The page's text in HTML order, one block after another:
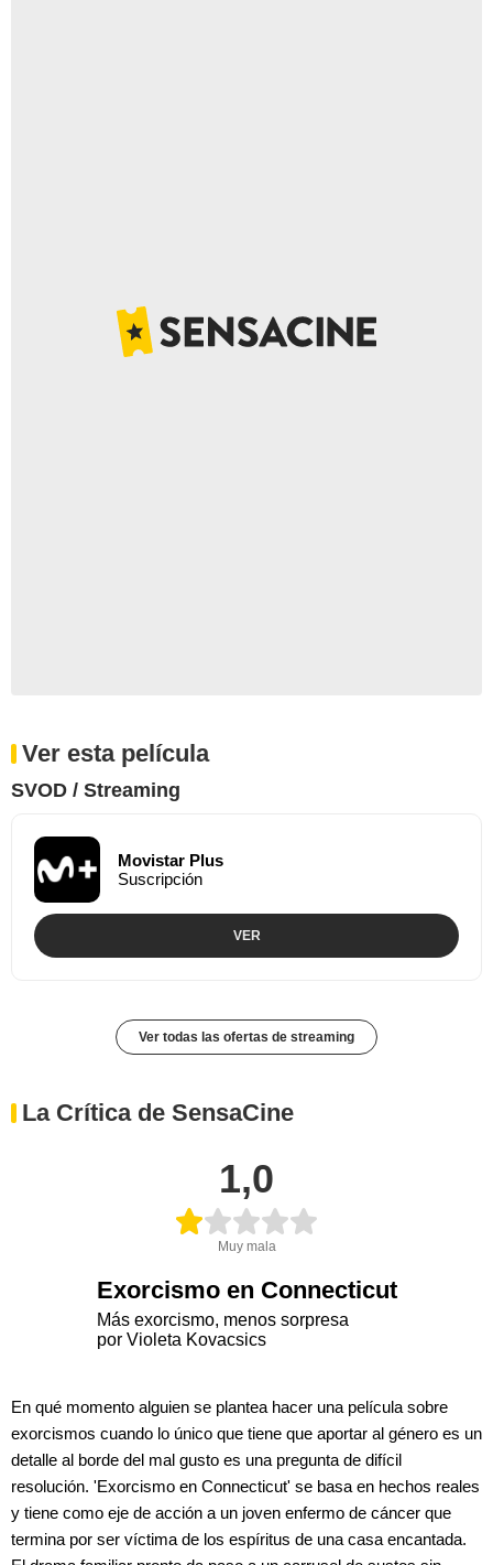
Ver esta película
SVOD / Streaming
Movistar Plus
Suscripción
VER
Ver todas las ofertas de streaming
La Crítica de SensaCine
1,0
Muy mala
Exorcismo en Connecticut
Más exorcismo, menos sorpresa
por Violeta Kovacsics
En qué momento alguien se plantea hacer una película sobre
exorcismos cuando lo único que tiene que aportar al género es un
detalle al borde del mal gusto es una pregunta de difícil
resolución. 'Exorcismo en Connecticut' se basa en hechos reales
y tiene como eje de acción a un joven enfermo de cáncer que
termina por ser víctima de los espíritus de una casa encantada.